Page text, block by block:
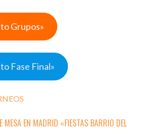
Grupos»
Fase Final»
EN MADRID «FIESTAS BARRIO DEL